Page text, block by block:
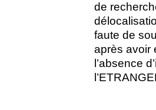
de
faute de
après avoir
l’absence